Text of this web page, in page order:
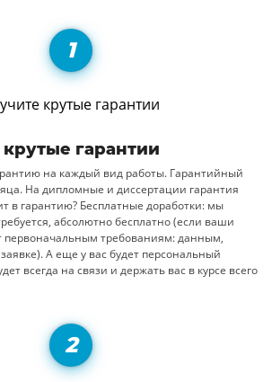
гарантии
на каждый вид работы. Гарантийный
На дипломные и диссертации гарантия
в гарантию? Бесплатные доработки: мы
абсолютно бесплатно (если ваши
первоначальным требованиям: данным,
А еще у вас будет персональный
всегда на связи и держать вас в курсе всего